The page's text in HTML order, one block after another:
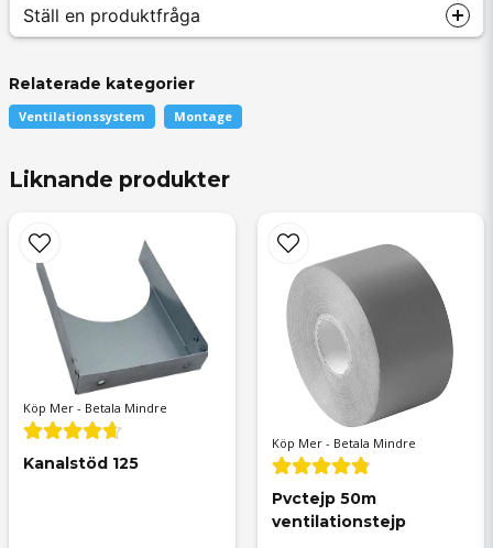
Ställ en produktfråga
question
name
Namn
email
Mejladress
Relaterade kategorier
Ventilationssystem Montage
Liknande produkter
Köp Mer - Betala Mindre
Kanalstöd 125
Köp Mer - Betala Mindre
Pvctejp 50m
ventilationstejp